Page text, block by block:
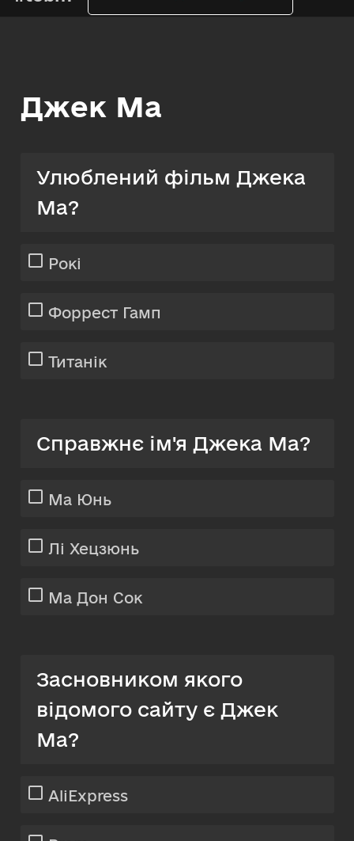
Джек Ма
Улюблений фільм Джека
Ма?
Рокі
Форрест Гамп
Титанік
Справжнє ім'я Джека Ма?
Ма Юнь
Лі Хецзюнь
Ма Дон Сок
Засновником якого
відомого сайту є Джек
Ма?
AliExpress